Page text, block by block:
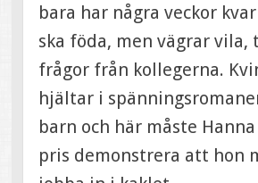
bara har några veckor
ska föda, men vägrar vila,
frågor från kollegerna.
hjältar i
barn och här måste
pris demonstrera att hon